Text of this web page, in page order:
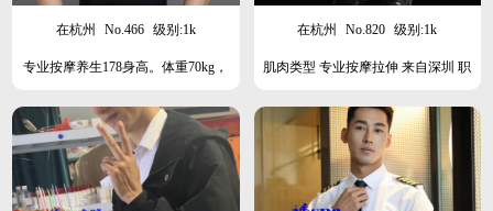
在杭州 No.466 级别:1k
专业按摩养生178身高。体重70kg，
在杭州 No.820 级别:1k
肌肉类型 专业按摩拉伸 来自深圳 职